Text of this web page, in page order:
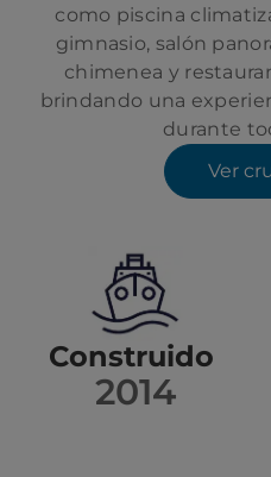
como piscina
gimnasio, salón
chimenea y
brindando una
durante
Ver
Construido
2014